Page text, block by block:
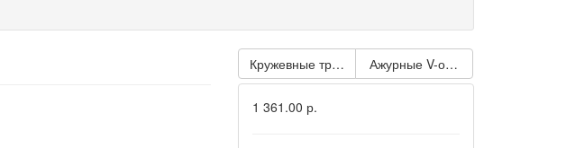
Кружевные трусики-стринг с двойными бретелями
Ажурные V-образные трусики с
1 361.00 р.